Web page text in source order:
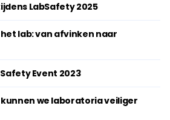
LabSafety 2025
lab: van afvinken naar
Event 2023
kunnen we laboratoria veiliger